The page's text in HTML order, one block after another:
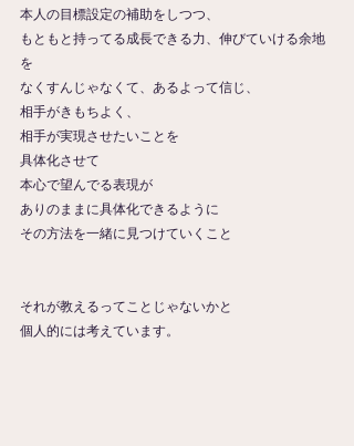
本人の目標設定の補助をしつつ、
もともと持ってる成長できる力、伸びていける余地
を
なくすんじゃなくて、あるよって信じ、
相手がきもちよく、
相手が実現させたいことを
具体化させて
本心で望んでる表現が
ありのままに具体化できるように
その方法を一緒に見つけていくこと
それが教えるってことじゃないかと
個人的には考えています。